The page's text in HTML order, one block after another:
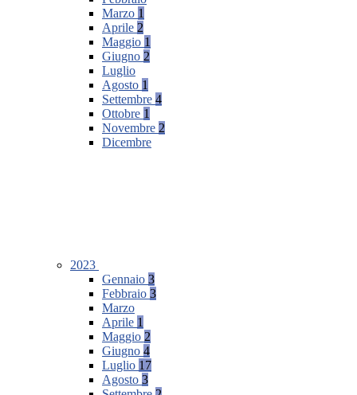
Marzo 1
Aprile 2
Maggio 1
Giugno 2
Luglio
Agosto 1
Settembre 4
Ottobre 1
Novembre 2
Dicembre
2023
Gennaio 3
Febbraio 3
Marzo
Aprile 1
Maggio 2
Giugno 4
Luglio 17
Agosto 3